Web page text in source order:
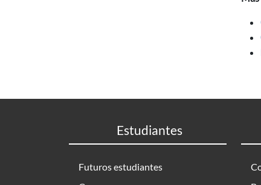
Estudiantes
Futuros estudiantes